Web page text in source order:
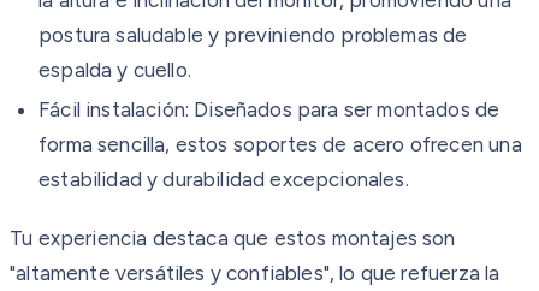
postura saludable y previniendo problemas de
espalda y cuello.
Fácil instalación: Diseñados para ser montados de
forma sencilla, estos soportes de acero ofrecen una
estabilidad y durabilidad excepcionales.
Tu experiencia destaca que estos montajes son
"altamente versátiles y confiables", lo que refuerza la